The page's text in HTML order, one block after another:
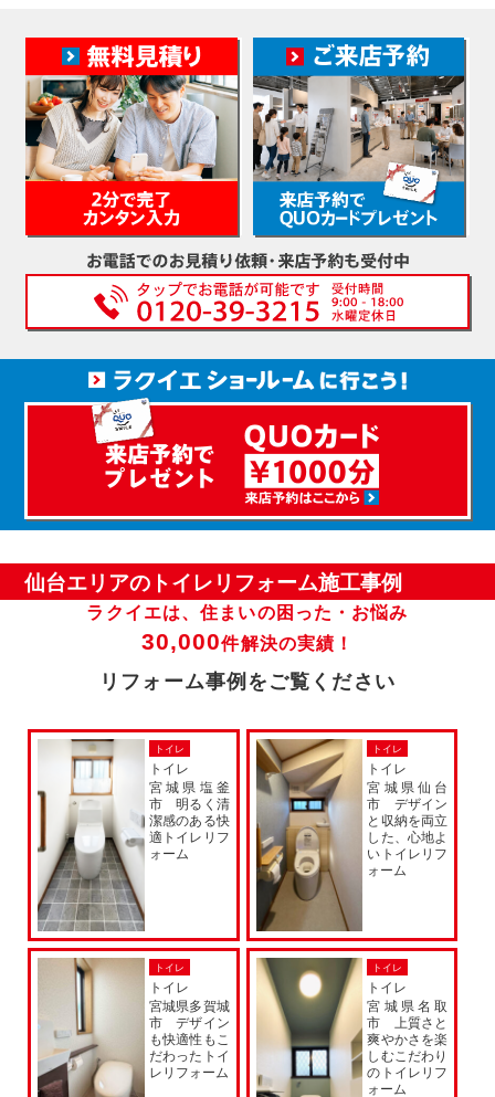
仙台エリアのトイレリフォーム施工事例
ラクイエは、住まいの困った・お悩み
30,000件解決の実績！
リフォーム事例をご覧ください
トイレ
トイレ
宮城県塩釜
市 明るく清
潔感のある快
適トイレリフ
ォーム
トイレ
トイレ
宮城県仙台
市 デザイン
と収納を両立
した、心地よ
いトイレリフ
ォーム
トイレ
トイレ
宮城県多賀城
市 デザイン
も快適性もこ
だわったトイ
レリフォーム
トイレ
トイレ
宮城県名取
市 上質さと
爽やかさを楽
しむこだわり
のトイレリフ
ォーム